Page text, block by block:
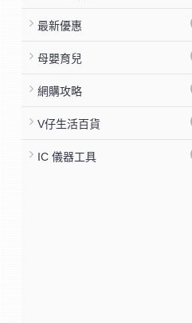
最新優惠
母嬰育兒
網購攻略
V仔生活百貨
IC 儀器工具